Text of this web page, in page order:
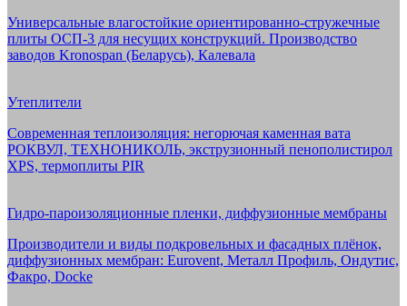
Универсальные влагостойкие ориентированно-стружечные
плиты ОСП-3 для несущих конструкций. Производство
заводов Kronospan (Беларусь), Калевала
Утеплители
Современная теплоизоляция: негорючая каменная вата
РОКВУЛ, ТЕХНОНИКОЛЬ, экструзионный пенополистирол
XPS, термоплиты PIR
Гидро-пароизоляционные пленки, диффузионные мембраны
Производители и виды подкровельных и фасадных плёнок,
диффузионных мембран: Eurovent, Металл Профиль, Ондутис,
Факро, Docke